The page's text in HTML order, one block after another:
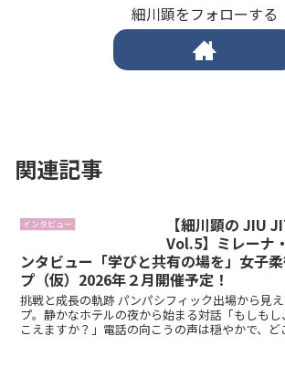
細川顕をフォローする
関連記事
インタビュー
【細川顕の JIU
Vol.5】ミレーナ
ンタビュー「学びと共有の場を」女子
プ（仮）2026年２月開催予定！
挑戦と成長の軌跡 パンパシフィック出場から見
プ。静かなホテルの夜から始まる対話「もしも
こえますか？」電話の向こうの声は穏やかで、